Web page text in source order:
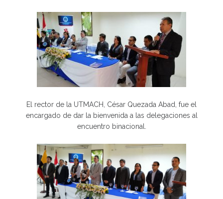
El rector de la UTMACH, César Quezada Abad, fue el
encargado de dar la bienvenida a las delegaciones al
encuentro binacional.